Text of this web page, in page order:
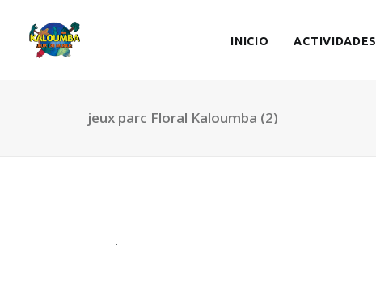
INICIO ACTIVIDADES
jeux parc Floral Kaloumba (2)